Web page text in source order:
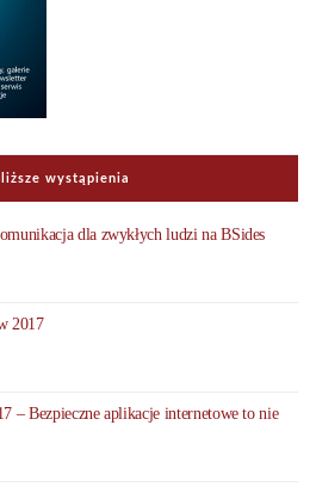
wystąpienia
dla zwykłych ludzi na BSides
2017
– Bezpieczne aplikacje internetowe to nie